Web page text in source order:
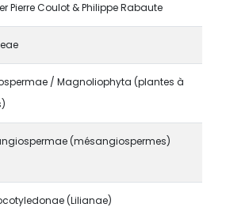
Pierre Coulot & Philippe Rabaute
/ Magnoliophyta (plantes à
(mésangiospermes)
(Lilianae)